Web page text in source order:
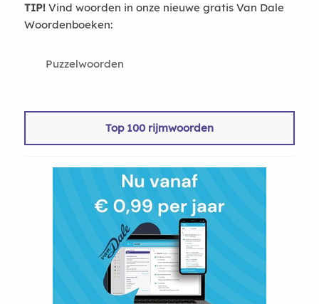
TIP!Vind woorden in onze nieuwe gratis Van Dale
Woordenboeken:
Puzzelwoorden
Top 100 rijmwoorden